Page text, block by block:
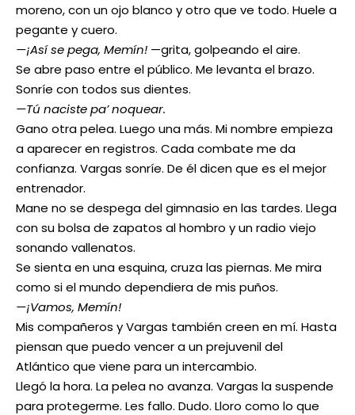
moreno, con un ojo blanco y otro que ve todo. Huele a
pegante y cuero.
—¡Así se pega, Memín! —grita, golpeando el aire.
Se abre paso entre el público. Me levanta el brazo.
Sonríe con todos sus dientes.
—Tú naciste pa’ noquear.
Gano otra pelea. Luego una más. Mi nombre empieza
a aparecer en registros. Cada combate me da
confianza. Vargas sonríe. De él dicen que es el mejor
entrenador.
Mane no se despega del gimnasio en las tardes. Llega
con su bolsa de zapatos al hombro y un radio viejo
sonando vallenatos.
Se sienta en una esquina, cruza las piernas. Me mira
como si el mundo dependiera de mis puños.
—¡Vamos, Memín!
Mis compañeros y Vargas también creen en mí. Hasta
piensan que puedo vencer a un prejuvenil del
Atlántico que viene para un intercambio.
Llegó la hora. La pelea no avanza. Vargas la suspende
para protegerme. Les fallo. Dudo. Lloro como lo que